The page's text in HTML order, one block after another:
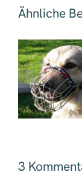
Ähnliche
3